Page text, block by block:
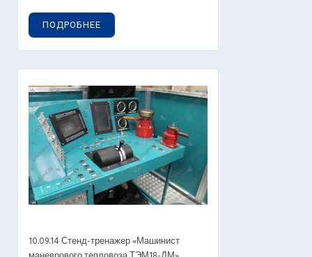
ПОДРОБНЕЕ
10.09.14 Стенд-тренажер «Машинист